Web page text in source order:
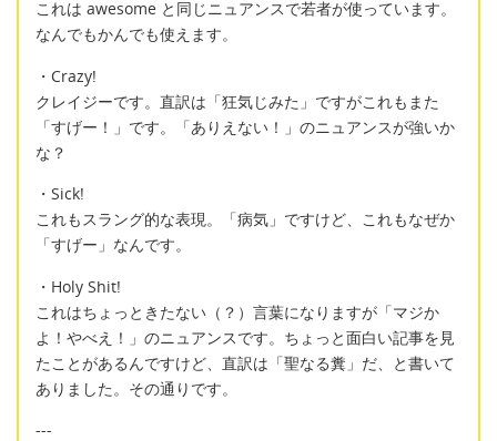
これは awesome と同じニュアンスで若者が使っています。
なんでもかんでも使えます。
・Crazy!
クレイジーです。直訳は「狂気じみた」ですがこれもまた
「すげー！」です。「ありえない！」のニュアンスが強いか
な？
・Sick!
これもスラング的な表現。「病気」ですけど、これもなぜか
「すげー」なんです。
・Holy Shit!
これはちょっときたない（？）言葉になりますが「マジか
よ！やべえ！」のニュアンスです。ちょっと面白い記事を見
たことがあるんですけど、直訳は「聖なる糞」だ、と書いて
ありました。その通りです。
---